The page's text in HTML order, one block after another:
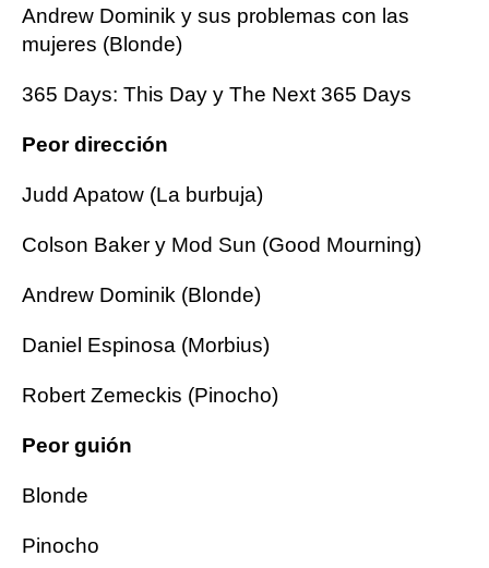
Andrew Dominik y sus problemas con las
mujeres (Blonde)
365 Days: This Day y The Next 365 Days
Peor dirección
Judd Apatow (La burbuja)
Colson Baker y Mod Sun (Good Mourning)
Andrew Dominik (Blonde)
Daniel Espinosa (Morbius)
Robert Zemeckis (Pinocho)
Peor guión
Blonde
Pinocho